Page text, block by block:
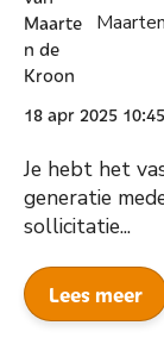
18 apr 2025 10:45
Je hebt het
generatie
sollicitatie...
Lees meer